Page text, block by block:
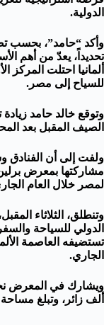
الدولية.
وأكد “حامد”، بحسب
تحديداً، يعدّ من أهم
ألمانيا احتلت المركز
للسياح إلى مصر.
وتوقع خالد حامد
الصيف المقبل بعد
ولفت إلى أن
مشاركتها بمعرض برلين
لمصر خلال العام
وتنطلق، الثلاثاء
الدولي للسياحة
الجاري.
ألف زائر، وتبلغ مساحة المعرض